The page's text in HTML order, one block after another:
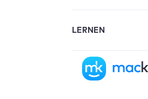
LERNEN